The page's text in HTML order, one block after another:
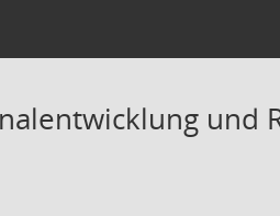
und